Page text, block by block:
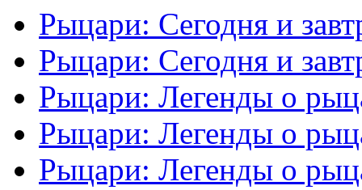
Рыцари: Сегодня и
Рыцари: Сегодня и
Рыцари: Легенды о
Рыцари: Легенды о
Рыцари: Легенды о